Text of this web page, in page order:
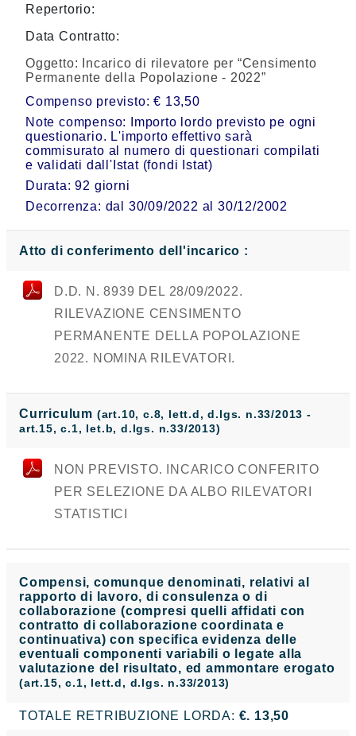
Repertorio:
Data Contratto:
Oggetto:
Incarico di rilevatore per “Censimento
Permanente della Popolazione - 2022”
Compenso previsto: € 13,50
Note compenso: Importo lordo previsto pe ogni
questionario. L'importo effettivo sarà
commisurato al numero di questionari compilati
e validati dall'Istat (fondi Istat)
Durata: 92 giorni
Decorrenza: dal 30/09/2022 al 30/12/2002
Atto di conferimento dell'incarico :
D.D. N. 8939 DEL 28/09/2022.
RILEVAZIONE CENSIMENTO
PERMANENTE DELLA POPOLAZIONE
2022. NOMINA RILEVATORI.
Curriculum (art.10, c.8, lett.d, d.lgs. n.33/2013 -
art.15, c.1, let.b, d.lgs. n.33/2013)
NON PREVISTO. INCARICO CONFERITO
PER SELEZIONE DA ALBO RILEVATORI
STATISTICI
Compensi, comunque denominati, relativi al
rapporto di lavoro, di consulenza o di
collaborazione (compresi quelli affidati con
contratto di collaborazione coordinata e
continuativa) con specifica evidenza delle
eventuali componenti variabili o legate alla
valutazione del risultato, ed ammontare erogato
(art.15, c.1, lett.d, d.lgs. n.33/2013)
TOTALE RETRIBUZIONE LORDA: €. 13,50